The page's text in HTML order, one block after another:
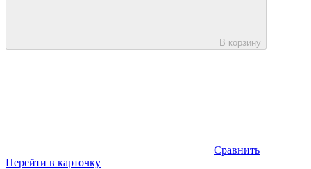
В корзину
Сравнить
Перейти в карточку